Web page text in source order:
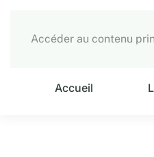
Accéder au contenu
Accueil